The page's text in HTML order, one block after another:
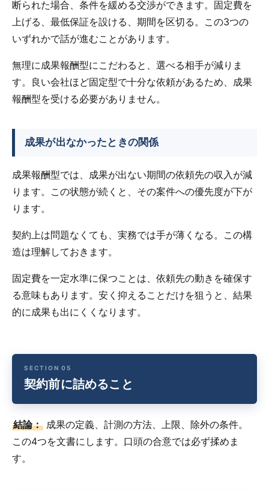
断られた場合、条件を緩める交渉ができます。固定費を
上げる、最低保証を設ける、期間を区切る。この3つの
いずれかで話が進むことがあります。
無理に成果報酬型にこだわると、選べる相手が減りま
す。良い会社ほど固定型で十分な依頼があるため、成果
報酬型を受ける必要がありません。
成果が出なかったときの関係
成果報酬型では、成果が出ない期間の依頼先の収入が減
ります。この状態が続くと、その案件への優先度が下が
ります。
契約上は問題なくても、実務では手が薄くなる。この構
造は理解しておきます。
固定費を一定水準に保つことは、依頼先の動きを確保す
る意味もあります。安く抑えることだけを狙うと、結果
的に成果も出にくくなります。
契約前に詰めること
結論： 成果の定義、計測の方法、上限、除外の条件。
この4つを文書にします。口頭の合意では必ず揉めま
す。